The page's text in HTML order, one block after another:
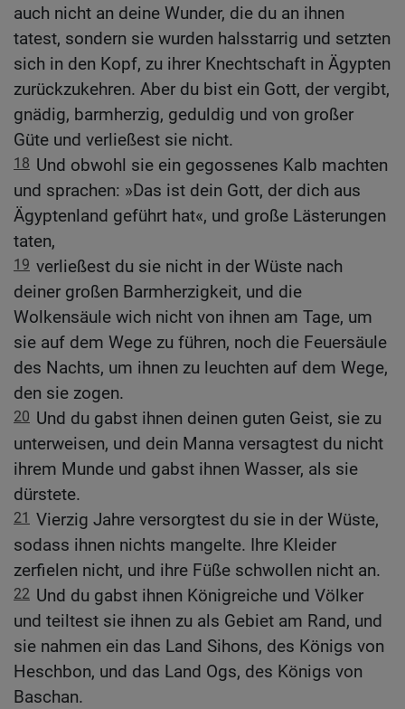
auch nicht an deine Wunder, die du an ihnen
tatest, sondern sie wurden halsstarrig und setzten
sich in den Kopf, zu ihrer Knechtschaft in Ägypten
zurückzukehren. Aber du bist ein Gott, der vergibt,
gnädig, barmherzig, geduldig und von großer
Güte und verließest sie nicht.
18 Und obwohl sie ein gegossenes Kalb machten
und sprachen: »Das ist dein Gott, der dich aus
Ägyptenland geführt hat«, und große Lästerungen
taten,
19 verließest du sie nicht in der Wüste nach
deiner großen Barmherzigkeit, und die
Wolkensäule wich nicht von ihnen am Tage, um
sie auf dem Wege zu führen, noch die Feuersäule
des Nachts, um ihnen zu leuchten auf dem Wege,
den sie zogen.
20 Und du gabst ihnen deinen guten Geist, sie zu
unterweisen, und dein Manna versagtest du nicht
ihrem Munde und gabst ihnen Wasser, als sie
dürstete.
21 Vierzig Jahre versorgtest du sie in der Wüste,
sodass ihnen nichts mangelte. Ihre Kleider
zerfielen nicht, und ihre Füße schwollen nicht an.
22 Und du gabst ihnen Königreiche und Völker
und teiltest sie ihnen zu als Gebiet am Rand, und
sie nahmen ein das Land Sihons, des Königs von
Heschbon, und das Land Ogs, des Königs von
Baschan.